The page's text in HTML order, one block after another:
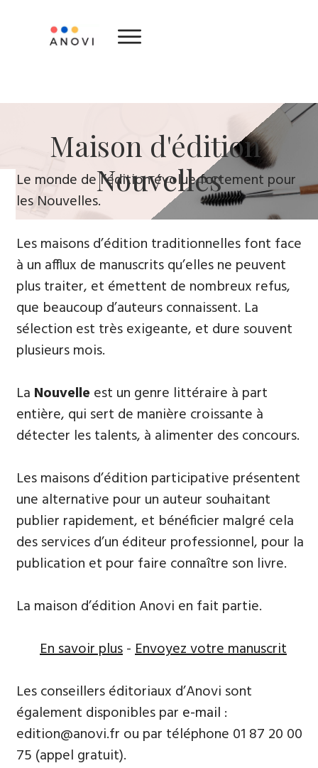
​Maison d'édition ​
Nouvelles
Le monde de l’édition évolue fortement ​pour
le​s Nouvelles.
Les maisons d’édition traditionnelles font face
à un afflux de manuscrits qu’elles ne peuvent
plus traiter, et émettent de nombreux refus,
que beaucoup d’auteurs connaissent. La
sélection est très exigeante, et dure souvent
plusieurs mois.
La Nouvelle est un genre littéraire à part
entière, qui sert de manière croissante à
détecter les talents, à alimenter des concours.
Les maisons d’édition participative présentent
une alternative pour un auteur souhaitant
publier rapidement, et bénéficier malgré cela
des services d’un éditeur professionnel, pour la
publication et pour faire connaître son livre.
La maison d’édition Anovi en fait partie.
En savoir plus-Envoyez votre manuscrit
Les conseillers éditoriaux d’Anovi sont
également disponibles par e-mail :
edition@anovi.fr ou par téléphone ​​0​1 87 20 00
75 (appel gratuit).